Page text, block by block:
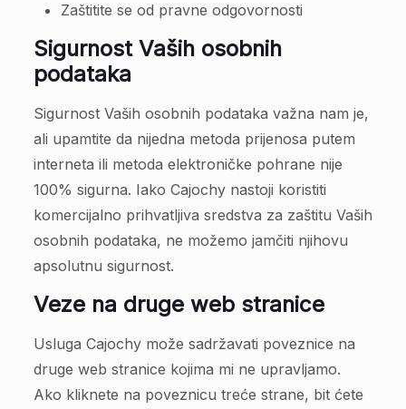
Zaštitite se od pravne odgovornosti
Sigurnost Vaših osobnih
podataka
Sigurnost Vaših osobnih podataka važna nam je,
ali upamtite da nijedna metoda prijenosa putem
interneta ili metoda elektroničke pohrane nije
100% sigurna. Iako Cajochy nastoji koristiti
komercijalno prihvatljiva sredstva za zaštitu Vaših
osobnih podataka, ne možemo jamčiti njihovu
apsolutnu sigurnost.
Veze na druge web stranice
Usluga Cajochy može sadržavati poveznice na
druge web stranice kojima mi ne upravljamo.
Ako kliknete na poveznicu treće strane, bit ćete